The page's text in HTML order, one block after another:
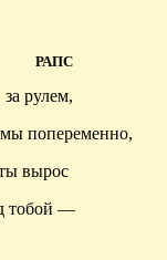
РАПС
за рулем,
попеременно,
вырос
тобой —